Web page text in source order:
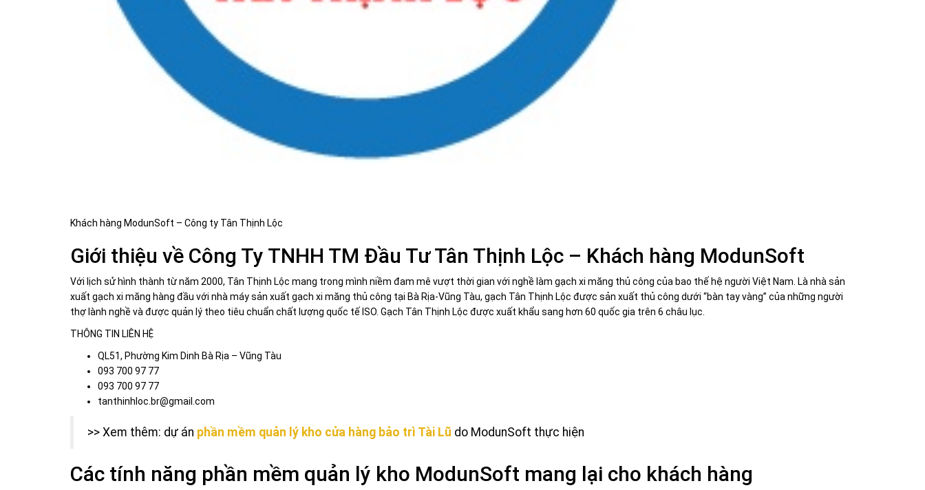
Khách hàng ModunSoft – Công ty Tân Thịnh Lộc
Giới thiệu về Công Ty TNHH TM Đầu Tư Tân Thịnh Lộc – Khách hàng ModunSoft
Với lịch sử hình thành từ năm 2000, Tân Thịnh Lộc mang trong mình niềm đam mê vượt thời gian với nghề làm gạch xi măng thủ công của bao thế hệ người Việt Nam. Là nhà sản
xuất gạch xi măng hàng đầu với nhà máy sản xuất gạch xi măng thủ công tại Bà Rịa-Vũng Tàu, gạch Tân Thịnh Lộc được sản xuất thủ công dưới “bàn tay vàng” của những người
thợ lành nghề và được quản lý theo tiêu chuẩn chất lượng quốc tế ISO. Gạch Tân Thịnh Lộc được xuất khẩu sang hơn 60 quốc gia trên 6 châu lục.
THÔNG TIN LIÊN HỆ
QL51, Phường Kim Dinh Bà Rịa – Vũng Tàu
093 700 97 77
093 700 97 77
tanthinhloc.br@gmail.com
>> Xem thêm: dự án phần mềm quản lý kho cửa hàng bảo trì Tài Lũ do ModunSoft thực hiện
Các tính năng phần mềm quản lý kho ModunSoft mang lại cho khách hàng